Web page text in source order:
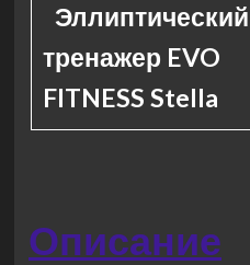
Эллиптический
тренажер EVO
FITNESS Stella
Описание